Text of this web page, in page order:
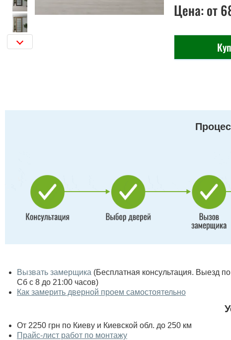
Цена: от
Вызвать замерщика (Бесплатная консультация. Выезд
Сб с 8 до 21:00 часов)
Как замерить дверной проем самостоятельно
От 2250 грн по Киеву и Киевской обл. до 250 км
Прайс-лист работ по монтажу